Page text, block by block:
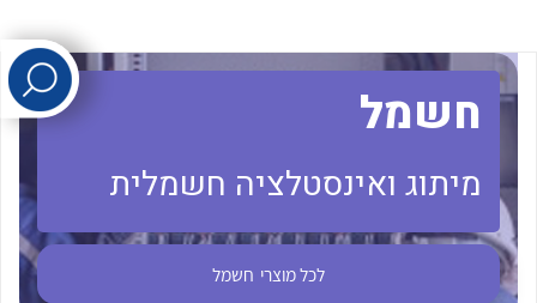
לכל מוצרי היצרן לכל מוצרי היצרן
חשמל
מיתוג ואינסטלציה חשמלית
לכל מוצרי חשמל